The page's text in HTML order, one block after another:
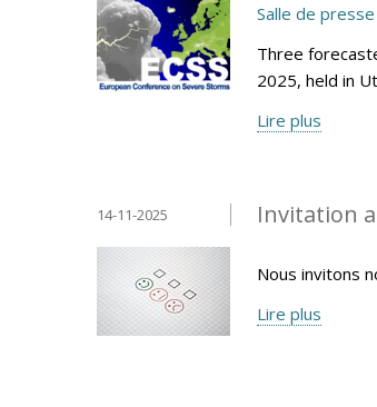
Salle de presse
Three
2025, held in
Lire plus
Invitation
14-11-2025
Nous invitons
Lire plus